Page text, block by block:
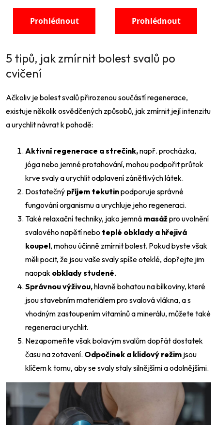
5 tipů, jak zmírnit bolest svalů po
cvičení
Ačkoliv je bolest svalů přirozenou součástí regenerace,
existuje několik osvědčených způsobů, jak zmírnit její intenzitu
a urychlit návrat k pohodě:
Aktivní regenerace a strečink,např. procházka,
jóga nebo jemné protahování, mohou podpořit průtok
krve svaly a urychlit odplavení zánětlivých látek.
Dostatečný příjem tekutinpodporuje správné
fungování organismu a urychluje jeho regeneraci.
Také relaxační techniky, jako jemná masážpro uvolnění
svalového napětí nebo teplé obklady a hřejivá
koupel, mohou účinně zmírnit bolest. Pokud byste však
měli pocit, že jsou vaše svaly spíše oteklé, dopřejte jim
naopak obklady studené.
Správnou výživou,hlavně bohatou na bílkoviny, které
jsou stavebním materiálem pro svalová vlákna, a s
vhodným zastoupením vitamínů a minerálu, můžete také
regeneraci urychlit.
Nezapomeňte však bolavým svalům dopřát dostatek
času na zotavení. Odpočinek a klidový režim jsou
klíčem k tomu, aby se svaly staly silnějšími a odolnějšími.
Powered by chaterimo